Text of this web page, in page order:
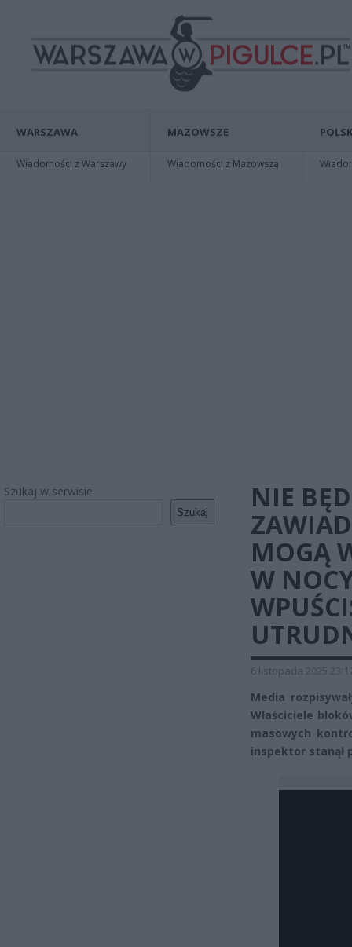
WARSZAWA
Wiadomości z Warszawy
MAZOWSZE
Wiadomości z Mazowsza
Szukaj w serwisie
Szukaj
NIE
MOGĄ
W
6 listopada 2025
Media
Właściciele
masowych
inspektor stanął